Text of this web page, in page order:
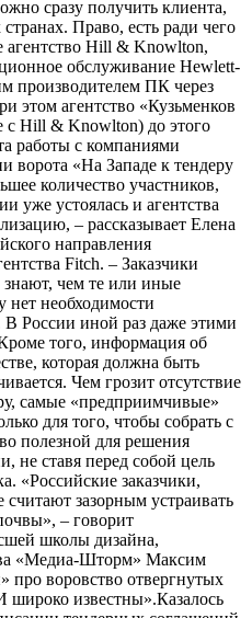
сразу получить клиента,
Право, есть ради чего
агентство Hill & Knowlton,
обслуживание Hewlett-
производителем ПК через
этом агентство «Кузьменков
с Hill & Knowlton) до этого
работы с компаниями
ворота «На Западе к тендеру
количество участников,
уже устоялась и агентства
– рассказывает Елена
направления
Fitch. – Заказчики
чем те или иные
нет необходимости
В России иной раз даже этими
того, информация об
которая должна быть
Чем грозит отсутствие
самые «предприимчивые»
для того, чтобы собрать с
полезной для решения
не ставя перед собой цель
«Российские заказчики,
зазорным устраивать
– говорит
школы дизайна,
«Медиа-Шторм» Максим
про воровство отвергнутых
известны».Казалось